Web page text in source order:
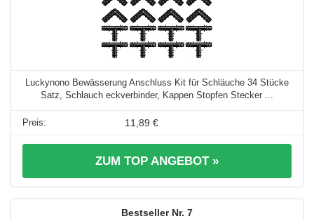
Luckynono Bewässerung Anschluss Kit für Schläuche 34 Stücke
Satz, Schlauch eckverbinder, Kappen Stopfen Stecker ...
11,89 €
ZUM TOP ANGEBOT »
7